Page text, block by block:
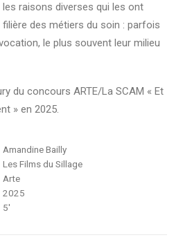
raisons diverses qui les ont
des métiers du soin : parfois
le plus souvent leur milieu
du concours ARTE/La SCAM « Et
» en 2025.
Amandine Bailly
Les Films du Sillage
Arte
2025
5'